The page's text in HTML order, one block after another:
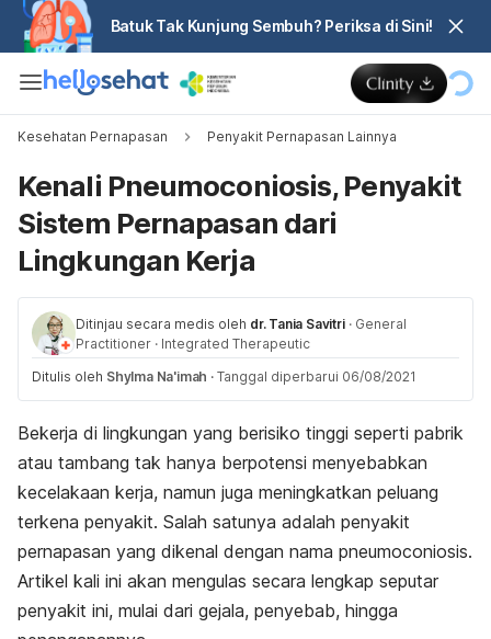
Batuk Tak Kunjung Sembuh? Periksa di Sini!
Kesehatan Pernapasan Penyakit Pernapasan Lainnya
Kenali Pneumoconiosis, Penyakit
Sistem Pernapasan dari
Lingkungan Kerja
Ditinjau secara medis oleh dr. Tania Savitri · General
Practitioner · Integrated Therapeutic
Ditulis oleh Shylma Na'imah · Tanggal diperbarui 06/08/2021
Bekerja di lingkungan yang berisiko tinggi seperti pabrik
atau tambang tak hanya berpotensi menyebabkan
kecelakaan kerja, namun juga meningkatkan peluang
terkena penyakit. Salah satunya adalah penyakit
pernapasan yang dikenal dengan nama pneumoconiosis.
Artikel kali ini akan mengulas secara lengkap seputar
penyakit ini, mulai dari gejala, penyebab, hingga